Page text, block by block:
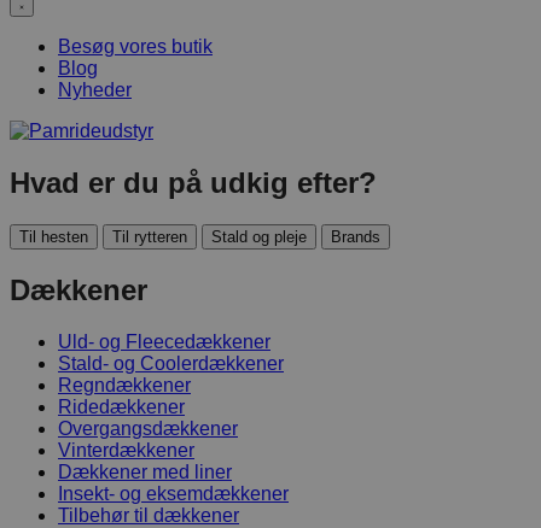
Besøg vores butik
Blog
Nyheder
Hvad er du på udkig efter?
Til hesten Til rytteren Stald og pleje Brands
Dækkener
Uld- og Fleecedækkener
Stald- og Coolerdækkener
Regndækkener
Ridedækkener
Overgangsdækkener
Vinterdækkener
Dækkener med liner
Insekt- og eksemdækkener
Tilbehør til dækkener